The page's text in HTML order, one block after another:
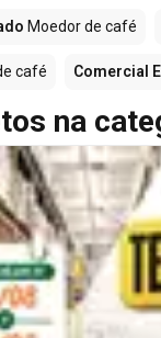
Moedor de café
café Comercial
na